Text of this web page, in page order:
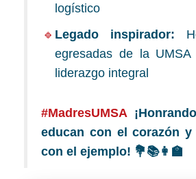
logístico
Legado inspirador:
egresadas de la UMSA
liderazgo integral
#MadresUMSA
educan con el corazón y
con el ejemplo! 💐📚👩🏫